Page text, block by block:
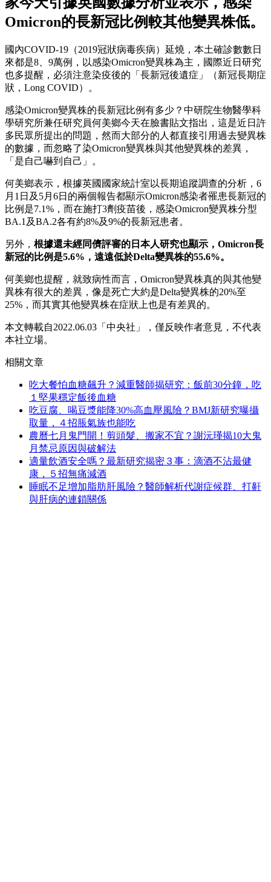
Omicron的長新冠比例較其他變異株低。
國內COVID-19（2019冠狀病毒疾病）延燒，本土確診數數日
來都是8、9萬例，以感染Omicron變異株為主，國際近日研究
也多提醒，必須注意染疫後的「長新冠後遺症」（新冠長期症
狀，Long COVID）。
感染Omicron變異株的長新冠比例有多少？中研院生物醫學科
學研究所兼任研究員何美鄉今天在臉書貼文指出，這是近日許
多民眾所提出的問題，然而大部分的人都直接引用過去變異株
的數據，而忽略了染Omicron變異株與其他變異株的差異，
「是自己嚇到自己」。
何美鄉表示，根據英國國家統計室以長期追蹤調查的分析，6
月1日及5月6日的兩個報告都顯示Omicron感染者罹患長新冠的
比例是7.1%，而在施打3劑疫苗後，感染Omicron變異株分型
BA.1及BA.2各有約8%及9%的長新冠患者。
另外， 根據還未經同儕評審的日本人研究也顯示， Omicron長
新冠的比例是5.6%，遠遠低於Delta變異株的55.6%。
何美鄉也提醒，就致病性而言，Omicron變異株真的與其他變
異株有很大的差異，像是死亡大約是Delta變異株的20%至
25%，而其實其他變異株在症狀上也是有差異的。
本文轉載自2022.06.03「中央社」，僅反映作者意見，不代表
本社立場。
相關文章
吃大餐怕血糖飆升？減重醫師揭研究：飯前30分鐘，吃
１堅果穩定飯後血糖
吃豆腐、喝豆漿能降30%高血壓風險？BMJ新研究曝攝
取量，４招脹氣族也能吃
農曆七月鬼門開！剪頭髮、搬家不宜？謝沅瑾揭10大鬼
月禁忌原因與破解法
適量飲酒安全嗎？最新研究揭密３事：滴酒不沾最健
康，５招無痛減酒
睡眠不足增加脂肪肝風險？醫師解析代謝症候群、打鼾
與肝病的連鎖關係